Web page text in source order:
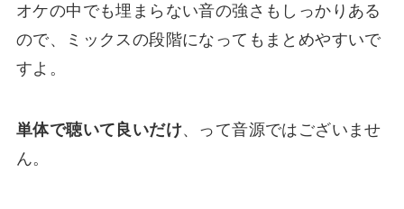
オケの中でも埋まらない音の強さもしっかりある
ので、ミックスの段階になってもまとめやすいで
すよ。
単体で聴いて良いだけ、って音源ではございませ
ん。